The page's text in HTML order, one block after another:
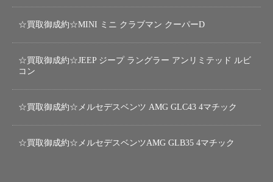
☆買取御成約☆MINI ミニ クラブマン クーパーD
☆買取御成約☆JEEP ジープ ラングラー アンリミテッド ルビ
コン
☆買取御成約☆メルセデスベンツ AMG GLC43 4マチック
☆買取御成約☆メルセデスベンツAMG GLB35 4マチック